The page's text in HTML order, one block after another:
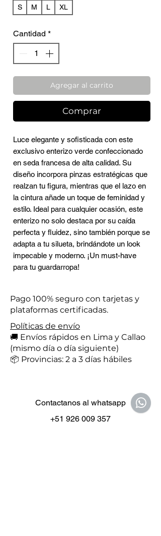
S M L XL
Cantidad *
Agregar al carrito
Comprar
Luce elegante y sofisticada con este
exclusivo enterizo verde confeccionado
en seda francesa de alta calidad. Su
diseño incorpora pinzas estratégicas que
realzan tu figura, mientras que el lazo en
la cintura añade un toque de feminidad y
estilo. Ideal para cualquier ocasión, este
enterizo no solo destaca por su caída
perfecta y fluidez, sino también porque se
adapta a tu silueta, brindándote un look
impecable y moderno. ¡Un must-have
para tu guardarropa!
Pago 100% seguro con tarjetas y
plataformas certificadas.
Políticas de envío
🚚 Envíos rápidos en Lima y Callao
(mismo día o día siguiente)
📦 Provincias: 2 a 3 días hábiles
Contactanos al whatsapp
+51 926 009 357